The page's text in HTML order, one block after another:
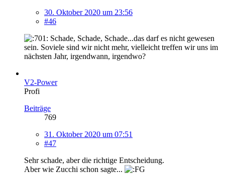
30. Oktober 2020 um 23:56
#46
Schade, Schade, Schade...das darf es nicht gewesen
sein. Soviele sind wir nicht mehr, vielleicht treffen wir uns im
nächsten Jahr, irgendwann, irgendwo?
V2-Power
Profi
Beiträge
769
31. Oktober 2020 um 07:51
#47
Sehr schade, aber die richtige Entscheidung.
Aber wie Zucchi schon sagte...